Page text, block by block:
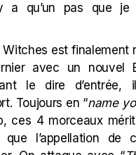
a qu’un pas que je
Witches est finalement
avec un nouvel
le dire d’entrée,
Toujours en “name
ces 4 morceaux
que l’appellation de